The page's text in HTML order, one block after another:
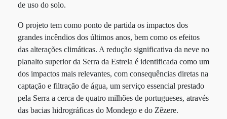
de uso do solo.
O projeto tem como ponto de partida os impactos dos
grandes incêndios dos últimos anos, bem como os efeitos
das alterações climáticas. A redução significativa da neve no
planalto superior da Serra da Estrela é identificada como um
dos impactos mais relevantes, com consequências diretas na
captação e filtração de água, um serviço essencial prestado
pela Serra a cerca de quatro milhões de portugueses, através
das bacias hidrográficas do Mondego e do Zêzere.